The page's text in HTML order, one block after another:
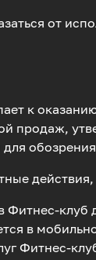
от
к
продаж,
Фитнес-клуб
в
Фитнес-